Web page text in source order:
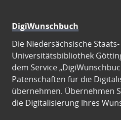
DigiWunschbuch
Die Niedersächsische
Universitätsbibliothek
dem Service
Patenschaften für die
übernehmen. Übernehmen
die Digitalisierung Ihres